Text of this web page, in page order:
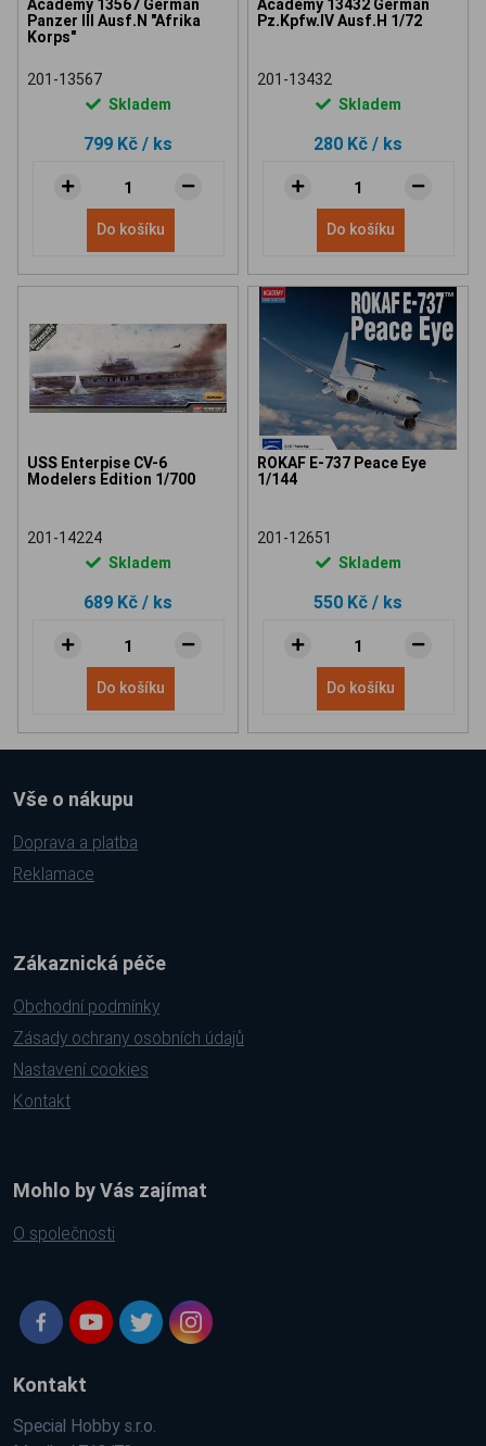
Academy 13567 German
Panzer III Ausf.N "Afrika
Korps"
201-13567
Skladem
799 Kč / ks
Do košíku
Academy 13432 German
Pz.Kpfw.IV Ausf.H 1/72
201-13432
Skladem
280 Kč / ks
Do košíku
USS Enterpise CV-6
Modelers Edition 1/700
201-14224
Skladem
689 Kč / ks
Do košíku
ROKAF E-737 Peace Eye
1/144
201-12651
Skladem
550 Kč / ks
Do košíku
Vše o nákupu
Doprava a platba
Reklamace
Zákaznická péče
Obchodní podmínky
Zásady ochrany osobních údajů
Nastavení cookies
Kontakt
Mohlo by Vás zajímat
O společnosti
Kontakt
Special Hobby s.r.o.